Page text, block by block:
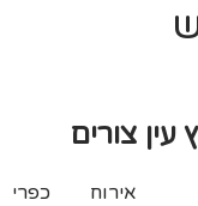
צורים
אירוח כפרי